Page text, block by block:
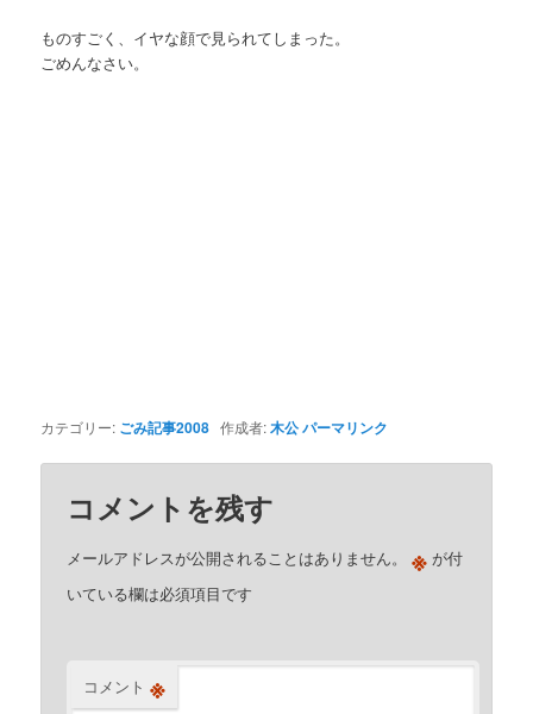
ものすごく、イヤな顔で見られてしまった。
ごめんなさい。
カテゴリー: ごみ記事2008 作成者:木公パーマリンク
コメントを残す
メールアドレスが公開されることはありません。 ※ が付
いている欄は必須項目です
コメント ※